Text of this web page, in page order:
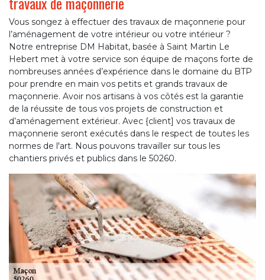
Vous songez à effectuer des travaux de maçonnerie pour
l’aménagement de votre intérieur ou votre intérieur ?
Notre entreprise DM Habitat, basée à Saint Martin Le
Hebert met à votre service son équipe de maçons forte de
nombreuses années d’expérience dans le domaine du BTP
pour prendre en main vos petits et grands travaux de
maçonnerie. Avoir nos artisans à vos côtés est la garantie
de la réussite de tous vos projets de construction et
d’aménagement extérieur. Avec {client] vos travaux de
maçonnerie seront exécutés dans le respect de toutes les
normes de l'art. Nous pouvons travailler sur tous les
chantiers privés et publics dans le 50260.